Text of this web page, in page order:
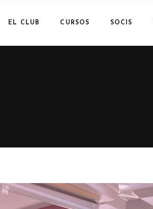
EL CLUB CURSOS SOCIS